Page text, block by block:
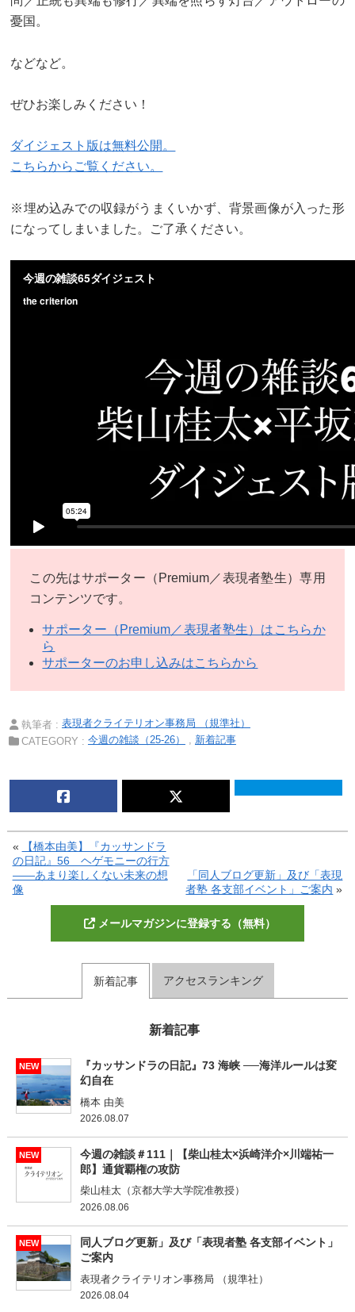
憂国。
などなど。
ぜひお楽しみください！
ダイジェスト版は無料公開。
こちらからご覧ください。
※埋め込みでの収録がうまくいかず、背景画像が入った形
になってしまいました。ご了承ください。
この先はサポーター（Premium／表現者塾生）専用
コンテンツです。
サポーター（Premium／表現者塾生）はこちらか
ら
サポーターのお申し込みはこちらから
執筆者 : 表現者クライテリオン事務局 （規準社）
CATEGORY : 今週の雑談（25-26） 新着記事
«
【橋本由美】『カッサンドラ
の日記』56 ヘゲモニーの行方
——あまり楽しくない未来の想
像
「同人ブログ更新」及び「表現
者塾 各支部イベント」ご案内 »
メールマガジンに登録する（無料）
新着記事 アクセスランキング
新着記事
NEW
『カッサンドラの日記』73 海峡 ──海洋ルールは変
幻自在
橋本 由美
2026.08.07
NEW
今週の雑談＃111｜【柴山桂太×浜崎洋介×川端祐一
郎】通貨覇権の攻防
柴山桂太（京都大学大学院准教授）
2026.08.06
NEW
同人ブログ更新」及び「表現者塾 各支部イベント」
ご案内
表現者クライテリオン事務局 （規準社）
2026.08.04